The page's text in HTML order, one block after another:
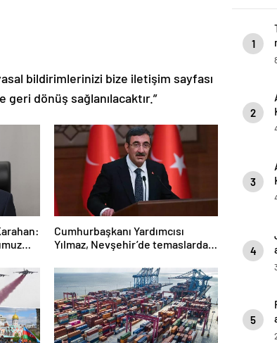
bildirimlerinizi bize iletişim sayfası
dönüş sağlanılacaktır.”
Cumhurbaşkanı Yardımcısı
Yılmaz, Nevşehir’de temaslarda
olmasın’
1
2
3
4
5